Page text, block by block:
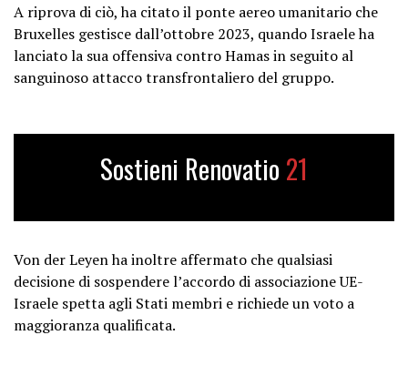
A riprova di ciò, ha citato il ponte aereo umanitario che
Bruxelles gestisce dall’ottobre 2023, quando Israele ha
lanciato la sua offensiva contro Hamas in seguito al
sanguinoso attacco transfrontaliero del gruppo.
Sostieni Renovatio 21
Von der Leyen ha inoltre affermato che qualsiasi
decisione di sospendere l’accordo di associazione UE-
Israele spetta agli Stati membri e richiede un voto a
maggioranza qualificata.